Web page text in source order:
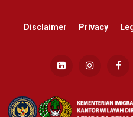
Disclaimer Privacy